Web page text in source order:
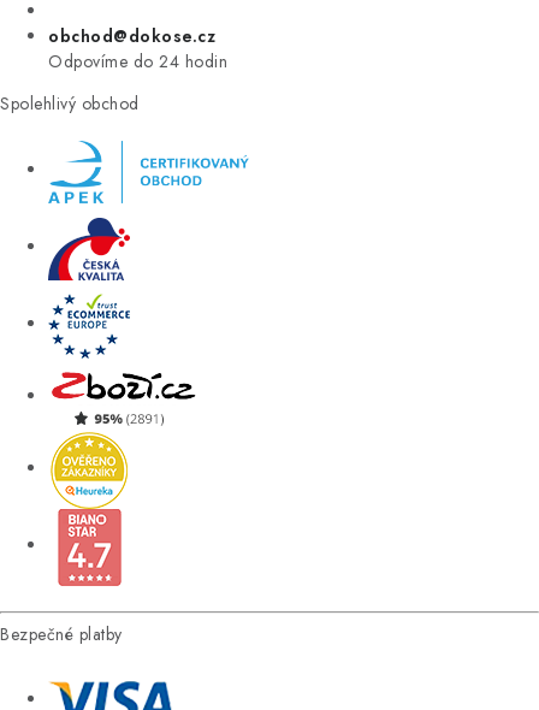
obchod@dokose.cz
Odpovíme do 24 hodin
Spolehlivý obchod
Bezpečné platby
Úvod Kontakt Blog
Moje objednávka